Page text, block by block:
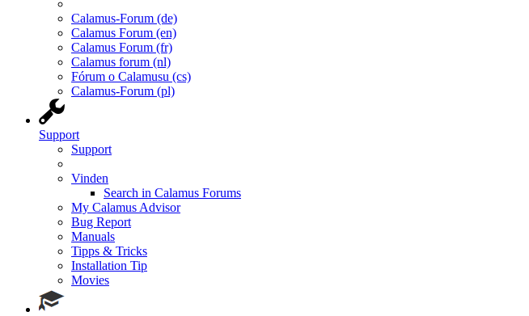
Calamus-Forum (de)
Calamus Forum (en)
Calamus Forum (fr)
Calamus forum (nl)
Fórum o Calamusu (cs)
Calamus-Forum (pl)
Support
Support
Vinden
Search in Calamus Forums
My Calamus Advisor
Bug Report
Manuals
Tipps & Tricks
Installation Tip
Movies